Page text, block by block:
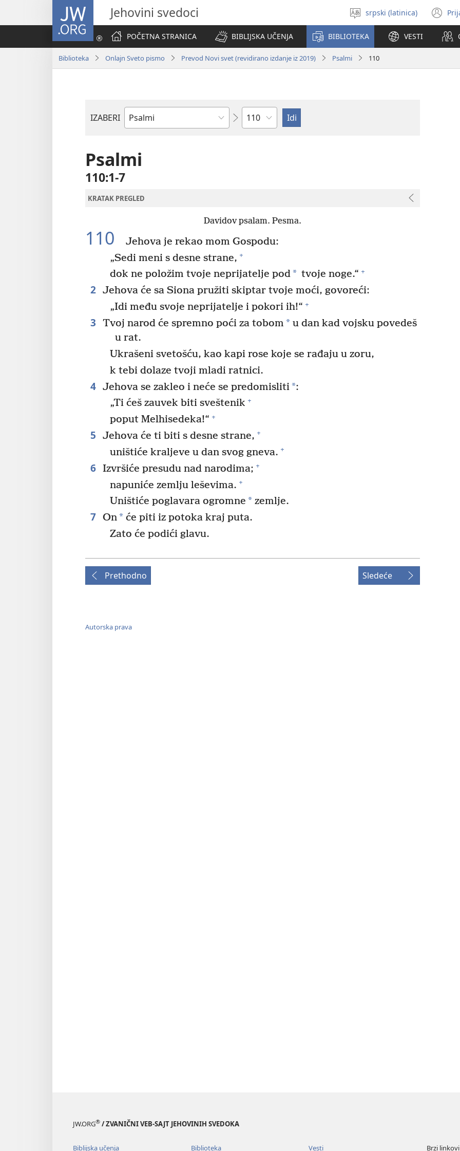
JW.ORG Jehovini svedoci
Izaberi
jezik
srpski (latinica)
POČETNA STRANICA
BIBLIJSKA UČENJA BIBLIOTEKA VESTI
Biblioteka Onlajn Sveto pismo Prevod Novi svet (revidirano izdanje iz 2019) Psalmi 110
IZABERI
Biblijska
Poglavlje
Psalmi
110:1-7
KRATAK PREGLED
Davidov psalam. Pesma.
110
Jehova je rekao mom Gospodu:
„Sedi meni s desne strane, +
dok ne položim tvoje neprijatelje pod* tvoje noge.“ +
2 Jehova će sa Siona pružiti skiptar tvoje moći, govoreći:
„Idi među svoje neprijatelje i pokori ih!“ +
3 Tvoj narod će spremno poći za tobom *u dan kad vojsku povedeš
u rat.
Ukrašeni svetošću, kao kapi rose koje se rađaju u zoru,
k tebi dolaze tvoji mladi ratnici.
4 Jehova se zakleo i neće se predomisliti*:
„Ti ćeš zauvek biti sveštenik +
poput Melhisedeka!“ +
5 Jehova će ti biti s desne strane, +
uništiće kraljeve u dan svog gneva. +
6 Izvršiće presudu nad narodima; +
napuniće zemlju leševima. +
Uništiće poglavara ogromne * zemlje.
7 On*će piti iz potoka kraj puta.
Zato će podići glavu.
Prethodno Sledeće
Autorska prava
JW.ORG® / ZVANIČNI VEB-SAJT JEHOVINIH SVEDOKA
Biblijska učenja Biblioteka Vesti Brzi linkovi